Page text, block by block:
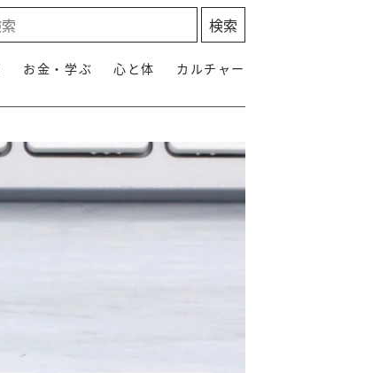
お金・学ぶ 心と体 カルチャー